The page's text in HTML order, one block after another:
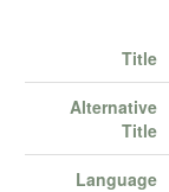
Title
Alternative
Title
Language